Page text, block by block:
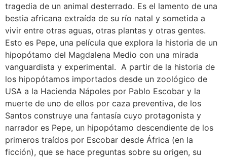
tragedia de un animal desterrado. Es el lamento de una
bestia africana extraída de su río natal y sometida a
vivir entre otras aguas, otras plantas y otras gentes.
Esto es Pepe, una película que explora la historia de un
hipopótamo del Magdalena Medio con una mirada
vanguardista y experimental. A partir de la historia de
los hipopótamos importados desde un zoológico de
USA a la Hacienda Nápoles por Pablo Escobar y la
muerte de uno de ellos por caza preventiva, de los
Santos construye una fantasía cuyo protagonista y
narrador es Pepe, un hipopótamo descendiente de los
primeros traídos por Escobar desde África (en la
ficción), que se hace preguntas sobre su origen, su